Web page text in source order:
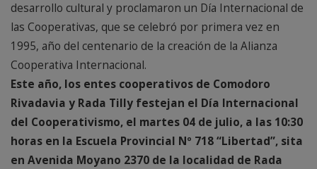
desarrollo cultural y proclamaron un Día Internacional de
las Cooperativas, que se celebró por primera vez en
1995, año del centenario de la creación de la Alianza
Cooperativa Internacional.
Este año, los entes cooperativos de Comodoro
Rivadavia y Rada Tilly festejan el Día Internacional
del Cooperativismo, el martes 04 de julio, a las 10:30
horas en la Escuela Provincial Nº 718 “Libertad”, sita
en Avenida Moyano 2370 de la localidad de Rada